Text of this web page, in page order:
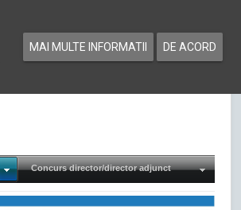
MAI MULTE INFORMATII DE ACORD
Concurs director/director adjunct